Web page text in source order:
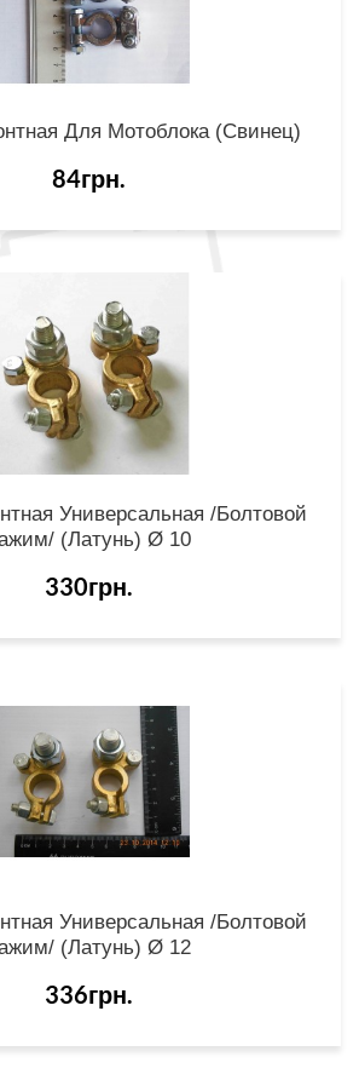
Для Мотоблока (свинец)
84грн.
Универсальная /болтовой
(латунь) Ø 10
330грн.
Универсальная /болтовой
(латунь) Ø 12
336грн.